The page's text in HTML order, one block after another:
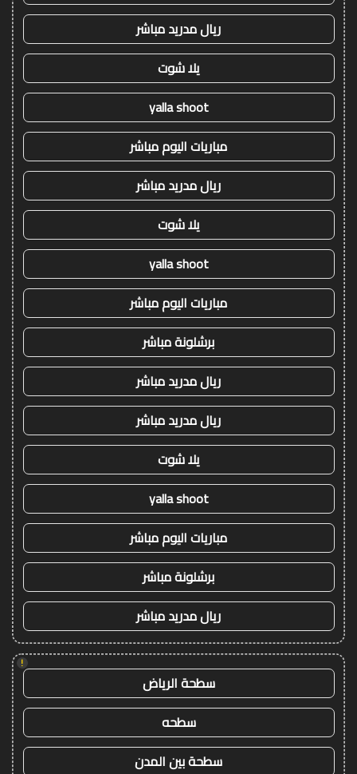
ريال مدريد مباشر
يلا شوت
yalla shoot
مباريات اليوم مباشر
ريال مدريد مباشر
يلا شوت
yalla shoot
مباريات اليوم مباشر
برشلونة مباشر
ريال مدريد مباشر
ريال مدريد مباشر
يلا شوت
yalla shoot
مباريات اليوم مباشر
برشلونة مباشر
ريال مدريد مباشر
!
سطحة الرياض
سطحه
سطحة بين المدن